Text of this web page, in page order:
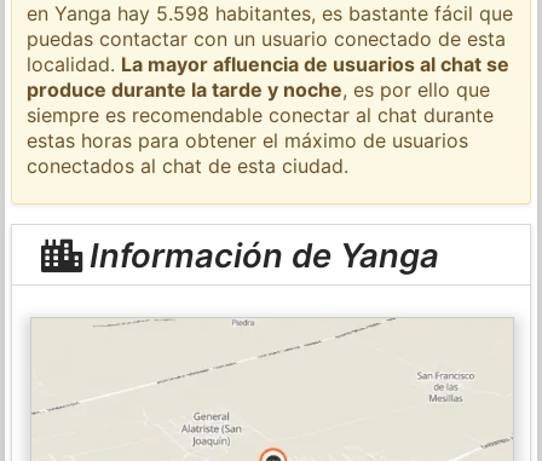
en Yanga hay 5.598 habitantes, es bastante fácil que
puedas contactar con un usuario conectado de esta
localidad. La mayor afluencia de usuarios al chat se
produce durante la tarde y noche, es por ello que
siempre es recomendable conectar al chat durante
estas horas para obtener el máximo de usuarios
conectados al chat de esta ciudad.
Información de Yanga